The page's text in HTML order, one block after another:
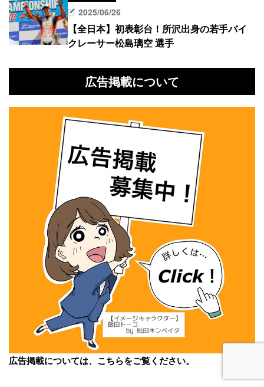
2025/06/26
【全日本】初表彰台！所沢出身の若手バイ
クレーサー松島璃空 選手
広告掲載について
広告掲載については、こちらをご覧ください。